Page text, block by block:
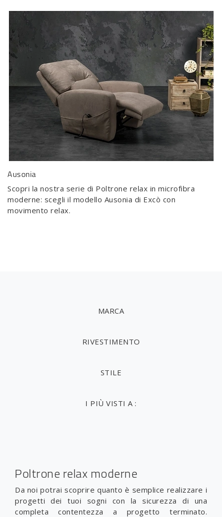
Ausonia
Scopri la nostra serie di Poltrone relax in microfibra
moderne: scegli il modello Ausonia di Excò con
movimento relax.
MARCA
RIVESTIMENTO
STILE
I PIÙ VISTI A :
Poltrone relax moderne
Da noi potrai scoprire quanto è semplice realizzare i
progetti dei tuoi sogni con la sicurezza di una
completa contentezza a progetto terminato.